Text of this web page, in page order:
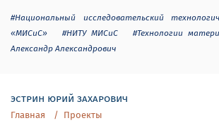
#Национальный исследовательский
«МИСиС»
#НИТУ МИСиС #Технологии
Александр Александрович
эстрин юрий захарович
Главная
Проекты